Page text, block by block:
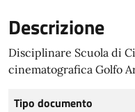
Descrizione
Disciplinare Scuola di
cinematografica Golfo
Tipo documento